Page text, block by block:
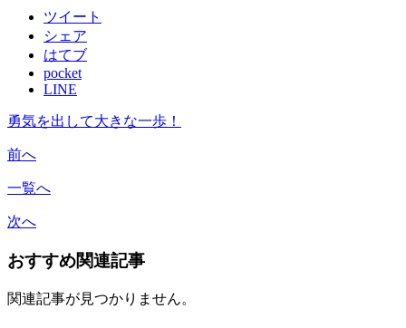
ツイート
シェア
はてブ
pocket
LINE
勇気を出して大きな一歩！
前へ
一覧へ
次へ
おすすめ関連記事
関連記事が見つかりません。